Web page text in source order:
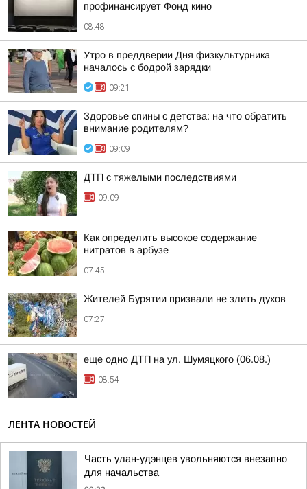
профинансирует Фонд кино
08:48
Утро в преддверии Дня физкультурника
началось с бодрой зарядки
09:21
Здоровье спины с детства: на что обратить
внимание родителям?
09:09
ДТП с тяжелыми последствиями
09:09
Как определить высокое содержание
нитратов в арбузе
07:45
Жителей Бурятии призвали не злить духов
07:27
еще одно ДТП на ул. Шумяцкого (06.08.)
08:54
ЛЕНТА НОВОСТЕЙ
Часть улан-удэнцев увольняются внезапно
для начальства